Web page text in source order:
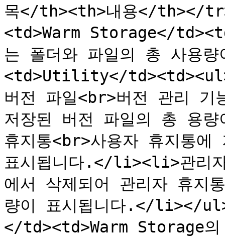
목</th><th>내용</th></
<td>Warm Storage</
는 폴더와 파일의 총 사용
<td>Utility</
버전 파일<br>버전 관리
저장된 버전 파일의 총 용
휴지통<br>사용자 휴지통
표시됩니다.</li><li>관리
에서 삭제되어 관리자 휴지
량이 표시됩니다.</li></
</td><td>Warm Storage